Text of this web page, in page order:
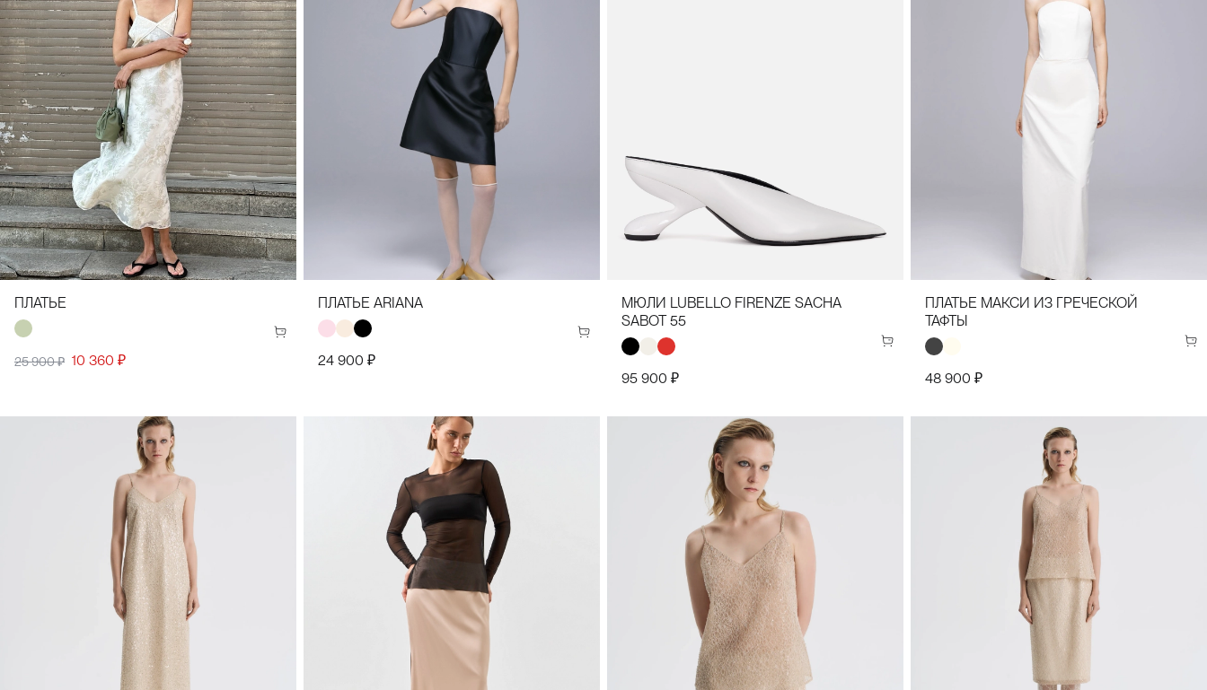
34(42)36(44)38(46)40(48)42(50)44(52)
ПЛАТЬЕ
25 900 ₽ 10 360 ₽
34(42)36(44)38(46)40(48)42(50)44(52)
ПЛАТЬЕ ARIANA
24 900 ₽
МЮЛИ LUBELLO FIRENZE SACHA
SABOT 55
95 900 ₽
34(42)36(44)38(46)40(48)42(50)44(52)
ПЛАТЬЕ МАКСИ ИЗ ГРЕЧЕСКОЙ
ТАФТЫ
48 900 ₽